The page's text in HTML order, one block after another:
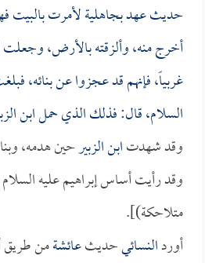
حديث عهد بجاهلية لأمرت بالبيت
أخرج منه، وألزقته بالأرض، وجعلت
غربياً، فإنهم قد عجزوا عن بنائه،
السلام، قال: فذلك الذي حملابن
وقد شهدتابن الزبيرحين هدمه،
وقد رأيت أساس إبراهيم عليه
متلاحكة)].
أوردالنسائيحديثعائشةمن طريق